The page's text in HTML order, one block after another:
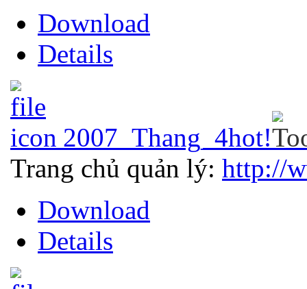
Download
Details
2007_Thang_4hot!
Trang chủ quản lý: http://
Download
Details